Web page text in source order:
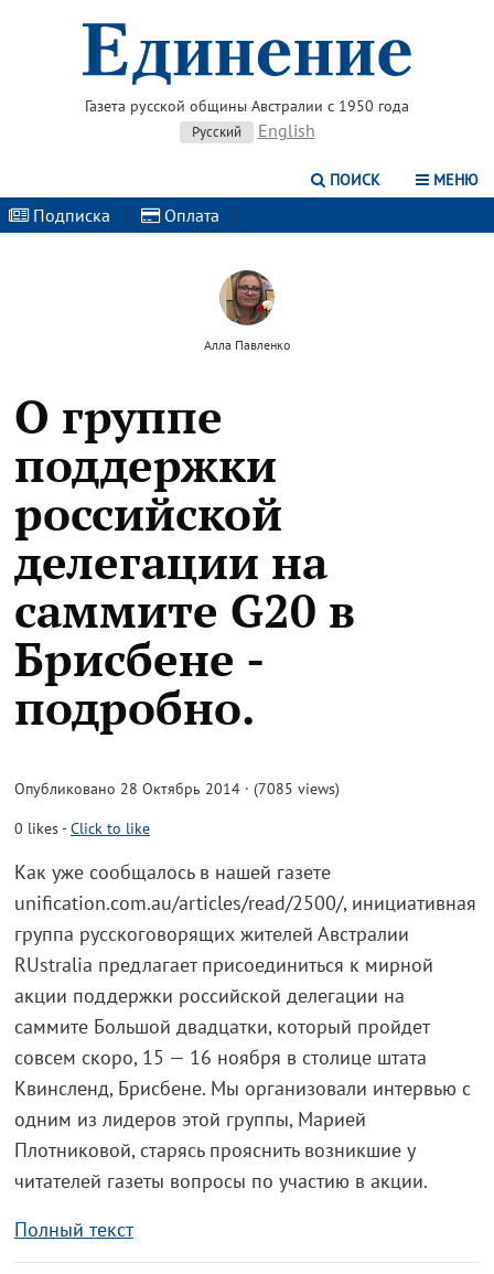
Газета русской общины Австралии с 1950 года
Русский English
ПОИСК МЕНЮ
Подписка | Оплата |
Алла Павленко
О группе
поддержки
российской
делегации на
саммите G20 в
Брисбене -
подробно.
Опубликовано 28 Октябрь 2014 · (7085 views)
0 likes-Click to like
Как уже сообщалось в нашей газете
unification.com.au/articles/read/2500/, инициативная
группа русскоговорящих жителей Австралии
RUstralia предлагает присоединиться к мирной
акции поддержки российской делегации на
саммите Большой двадцатки, который пройдет
совсем скоро, 15 — 16 ноября в столице штата
Квинсленд, Брисбене. Мы организовали интервью с
одним из лидеров этой группы, Марией
Плотниковой, старясь прояснить возникшие у
читателей газеты вопросы по участию в акции.
Полный текст